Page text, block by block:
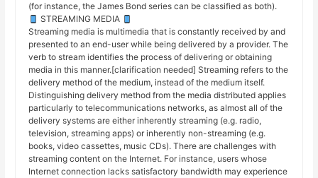
(for instance, the James Bond series can be classified as both).
STREAMING MEDIA
Streaming media is multimedia that is constantly received by and
presented to an end-user while being delivered by a provider. The
verb to stream identifies the process of delivering or obtaining
media in this manner.[clarification needed] Streaming refers to the
delivery method of the medium, instead of the medium itself.
Distinguishing delivery method from the media distributed applies
particularly to telecommunications networks, as almost all of the
delivery systems are either inherently streaming (e.g. radio,
television, streaming apps) or inherently non-streaming (e.g.
books, video cassettes, music CDs). There are challenges with
streaming content on the Internet. For instance, users whose
Internet connection lacks satisfactory bandwidth may experience